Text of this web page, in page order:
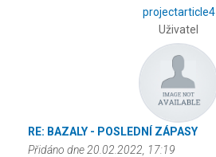
projectarticle4
Uživatel
RE: BAZALY - POSLEDNÍ ZÁPASY
Přidáno dne 20.02.2022, 17:19